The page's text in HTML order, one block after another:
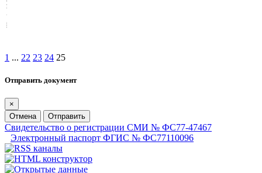
1 ... 22 23 24 25
Отправить документ
×
Отмена
Отправить
Свидетельство о регистрации СМИ № ФС77-47467
Электронный паспорт ФГИС № ФС77110096